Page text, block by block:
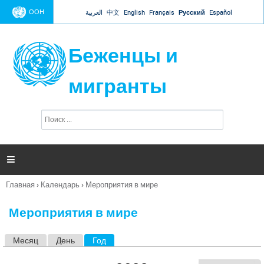
Jump to navigation
ООН العربية 中文 English Français Русский Español
Беженцы и
мигранты
п
и

Вы
Главная › Календарь › Мероприятия в мире
Мероприятия в мире
Месяц День Год